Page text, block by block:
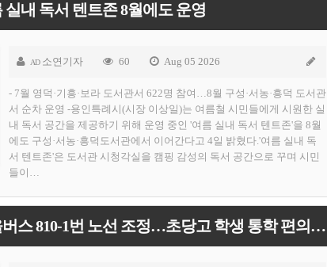
내 독서 텐트존 8월에도 운영
AD 소연기자 60 Aug 05 2026
- 7월 영덕·기흥·보라 도서관서 622명 참여…8월 구성·서농·흥덕 도서관
서 순차 운영 -용인특례시(시장 이상일)는 여름철 시민들에게 시원한 실
내 독서 공간을 제공하기 위해 운영 중인 '여름 실내 독서 텐트존'을 8월
에도 구성·서농·흥덕도서관에서 이어간다고 4일 밝혔다.'여름 실내 독
서 텐트존'은 도서관 시청각실을 캠핑 감성의 독서 공간으로 꾸며 시민
들이…
[용인티비종합뉴스] 용인특례시, 마을버스 810-1번 노선 조정…초당고 학생 통학 편의 개선